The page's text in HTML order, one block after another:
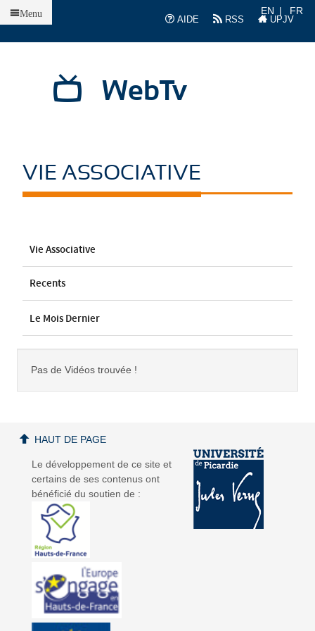
AIDE
RSS UPJV
EN FR
WebTv
Menu
VIE ASSOCIATIVE
Vie Associative
Recents
Le Mois Dernier
Pas de Vidéos trouvée !
Le développement de ce site et
certains de ses contenus ont
bénéficié du soutien de :
HAUT DE PAGE